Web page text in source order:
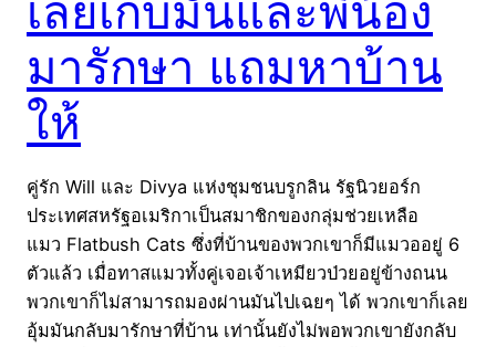
เลยเก็บมันและพี่น้อง
มารักษา แถมหาบ้าน
ให้
คู่รัก Will และ Divya แห่งชุมชนบรูกลิน รัฐนิวยอร์ก
ประเทศสหรัฐอเมริกาเป็นสมาชิกของกลุ่มช่วยเหลือ
แมว Flatbush Cats ซึ่งที่บ้านของพวกเขาก็มีแมวออยู่ 6
ตัวแล้ว เมื่อทาสแมวทั้งคู่เจอเจ้าเหมียวป่วยอยู่ข้างถนน
พวกเขาก็ไม่สามารถมองผ่านมันไปเฉยๆ ได้ พวกเขาก็เลย
อุ้มมันกลับมารักษาที่บ้าน เท่านั้นยังไม่พอพวกเขายังกลับ